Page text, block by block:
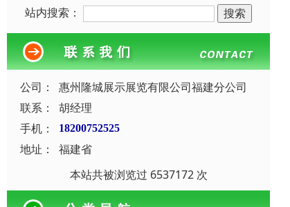
站内搜索：
公司：
惠州隆城展示展览有限公司福建分公司
联系：
胡经理
手机：
18200752525
地址：
福建省
本站共被浏览过 6537172 次